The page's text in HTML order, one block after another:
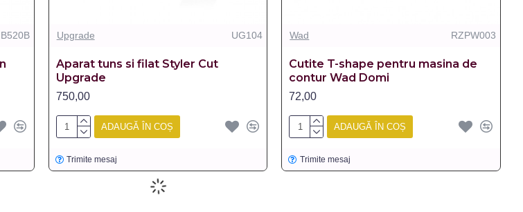
B520B Upgrade UG104
Aparat tuns si filat Styler Cut
Upgrade
750,00
ADAUGĂ ÎN COȘ
Trimite mesaj
Wad RZPW003
Cutite T-shape pentru masina de
contur Wad Domi
72,00
ADAUGĂ ÎN COȘ
Trimite mesaj